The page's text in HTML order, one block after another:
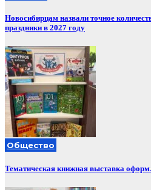
Новосибирцам назвали точное
праздники в 2027 году
Общество
Тематическая книжная выставка